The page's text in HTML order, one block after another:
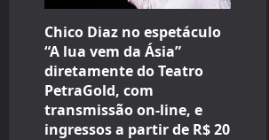
Chico Diaz no espetáculo
“A lua vem da Ásia”
diretamente do Teatro
PetraGold, com
transmissão on-line, e
ingressos a partir de R$ 20